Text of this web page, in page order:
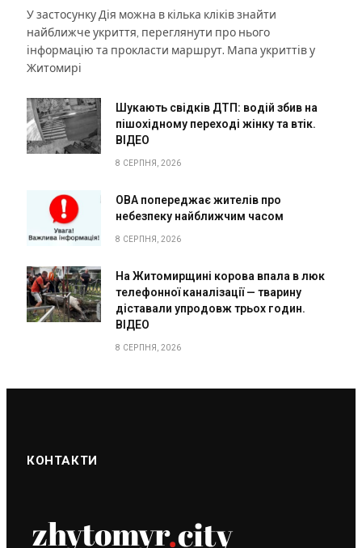
У застосунку Дія можна в кілька кліків знайти
найближче укриття, переглянути про нього
інформацію та прокласти маршрут. Мапа укриттів у
Житомирі
Шукають свідків ДТП: водій збив на
пішохідному переході жінку та втік.
ВІДЕО
8 СЕРПНЯ, 2026
ОВА попереджає жителів про
небезпеку найближчим часом
8 СЕРПНЯ, 2026
На Житомирщині корова впала в люк
телефонної каналізації — тварину
діставали упродовж трьох годин.
ВІДЕО
8 СЕРПНЯ, 2026
КОНТАКТИ